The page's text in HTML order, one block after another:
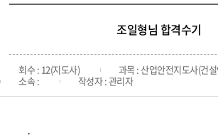
조일형님 합격수기
회수 : 12(지도사)
과목 : 산업안전지도사(건
소속 :
작성자 : 관리자
.